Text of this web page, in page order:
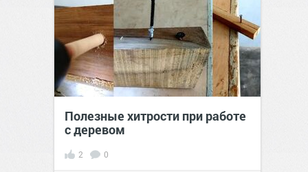
Полезные хитрости при работе
с деревом
2 0